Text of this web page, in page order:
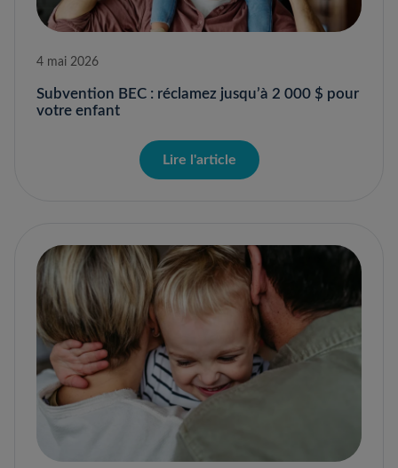
4 mai 2026
Subvention BEC : réclamez jusqu’à 2 000 $ pour
votre enfant
Lire l'article